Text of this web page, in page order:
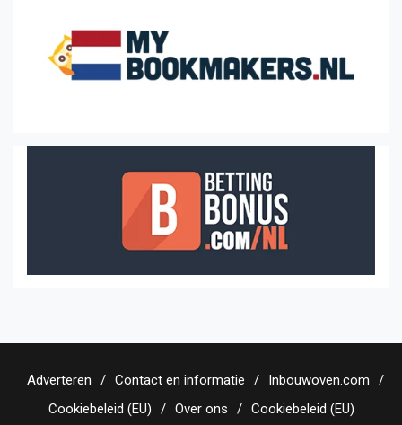
Adverteren Contact en informatie
Inbouwoven.com
Cookiebeleid (EU)
Over ons Cookiebeleid (EU)